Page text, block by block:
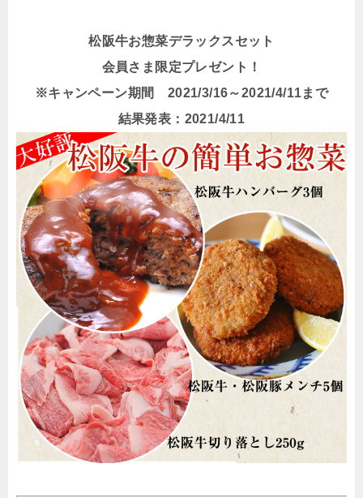
松阪牛お惣菜デラックスセット
会員さま限定プレゼント！
※キャンペーン期間 2021/3/16～2021/4/11まで
結果発表：2021/4/11